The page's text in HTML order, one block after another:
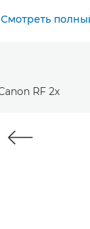
Смотреть